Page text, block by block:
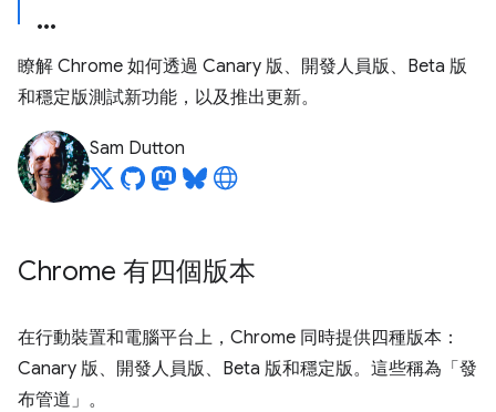
瞭解 Chrome 如何透過 Canary 版、開發人員版、Beta 版
和穩定版測試新功能，以及推出更新。
Sam Dutton
Chrome 有四個版本
在行動裝置和電腦平台上，Chrome 同時提供四種版本：
Canary 版、開發人員版、Beta 版和穩定版。這些稱為「發
布管道」 。